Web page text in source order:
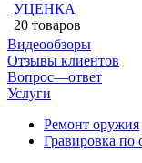
УЦЕНКА
20 товаров
Видеообзоры
Отзывы клиентов
Вопрос—ответ
Услуги
Ремонт оружия
Гравировка